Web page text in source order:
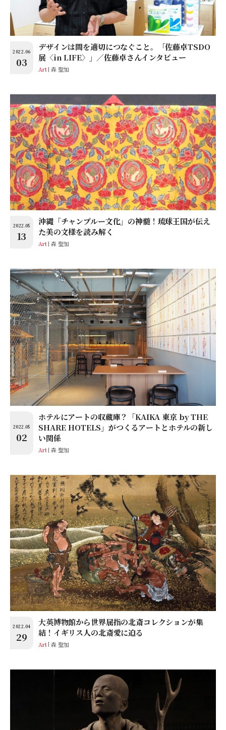
2022.06
03
デザインは間を適切につなぐこと。「佐藤卓TSDO
展〈in LIFE〉」／佐藤卓さんインタビュー
Art 森 聖加
2022.05
13
沖縄「チャンプルー文化」の神髄！琉球王国が伝え
た美の文様を読み解く
Art 森 聖加
2022.05
02
ホテルにアートの収蔵庫？「KAIKA 東京 by THE
SHARE HOTELS」がつくるアートとホテルの新し
い関係
Art 森 聖加
2022.04
29
大英博物館から世界屈指の北斎コレクションが集
結！イギリス人の北斎愛に迫る
Art 森 聖加